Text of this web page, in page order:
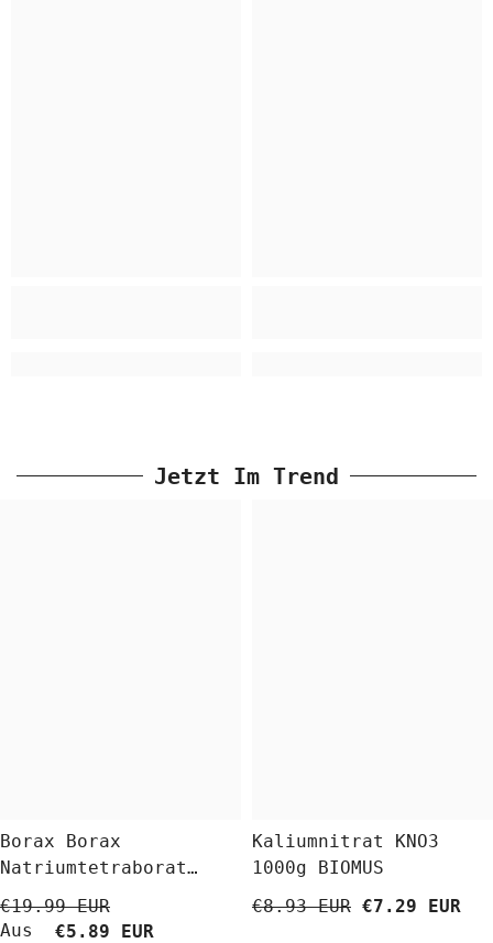
Jetzt Im Trend
Borax Borax
Natriumtetraborat
Decahydrat 5 Kg
BioLaboratorium
€19.99 EUR
Aus
€5.89 EUR
Kaliumnitrat KNO3
1000g BIOMUS
€8.93 EUR €7.29 EUR